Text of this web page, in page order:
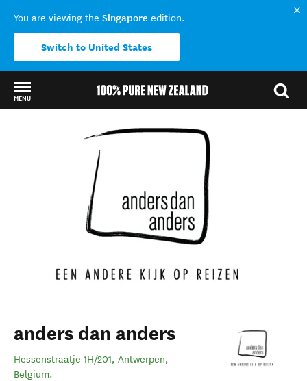
You are viewing the Singapore edition.
Switch to United States
MENU
anders dan anders
Hessenstraatje 1H/201, Antwerpen,
Belgium.